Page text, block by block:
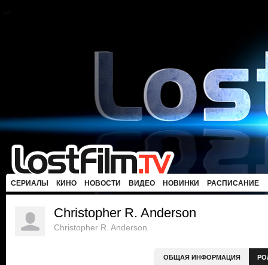
СЕРИАЛЫ КИНО НОВОСТИ ВИДЕО НОВИНКИ РАСПИСАНИЕ
Christopher R. Anderson
Christopher R. Anderson
ОБЩАЯ ИНФОРМАЦИЯ